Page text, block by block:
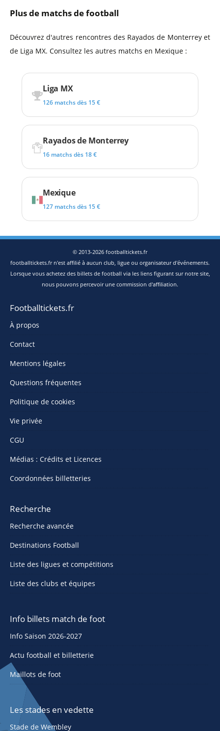
Plus de matchs de football
Découvrez d'autres rencontres des Rayados de Monterrey et
de Liga MX. Consultez les autres matchs en Mexique :
Liga MX
126 matchs dès 15 €
Rayados de Monterrey
16 matchs dès 18 €
Mexique
127 matchs dès 15 €
© 2013-2026 footballtickets.fr
footballtickets.fr n'est affilié à aucun club, ligue ou organisateur d'événements.
Lorsque vous achetez des billets de football via les liens figurant sur notre site,
nous pouvons percevoir une commission d'affiliation.
Footballtickets.fr
À propos
Contact
Mentions légales
Questions fréquentes
Politique de cookies
Vie privée
CGU
Médias : Crédits et Licences
Coordonnées billetteries
Recherche
Recherche avancée
Destinations Football
Liste des ligues et compétitions
Liste des clubs et équipes
Info billets match de foot
Info Saison 2026-2027
Actu football et billetterie
Maillots de foot
Les stades en vedette
Stade de Wembley